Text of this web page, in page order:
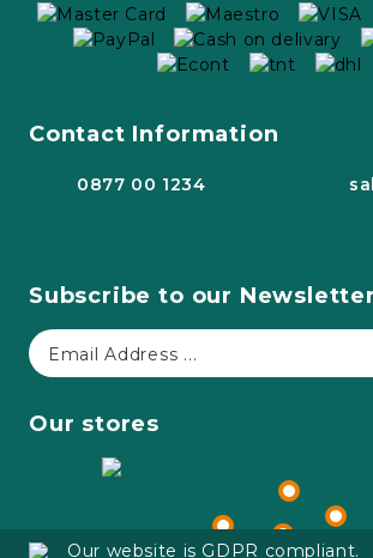
Contact Information
0877 00 1234
Subscribe to our
Our stores
Our website is GDPR compliant.